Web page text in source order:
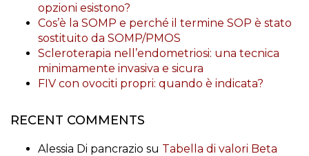
opzioni esistono?
Cos’è la SOMP e perché il termine SOP è stato
sostituito da SOMP/PMOS
Scleroterapia nell’endometriosi: una tecnica
minimamente invasiva e sicura
FIV con ovociti propri: quando è indicata?
RECENT COMMENTS
Alessia Di pancrazio su Tabella di valori Beta